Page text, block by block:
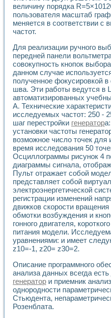
величину порядка
пользователя масштаб
меняется в соответствии с
частот.
Для реализации ручного
передней панели
совокупность кнопок
данном случае
полученное фокусировкой
шва. Эти работы ведутся в
автоматизированных
А. Технические
исследуемых частот: 250 -
шаг перестройки генератор
установки частоты
возможное число точек для
время исследования 50
Осциллограммы рисунок 4
диаграммы сигнала,
Пульт отражает собой
представляет собой
электроэнергетической
регистрации изменений
движков скорости вращения
обмотки возбуждения и
гонного двигателя,
питания модели.
уравнениями: и имеет
z10=-1, z20= z30=2.
Описание программного
анализа данных всегда
генератор и приемник
однородности
Стьюдента,
Розенблата.